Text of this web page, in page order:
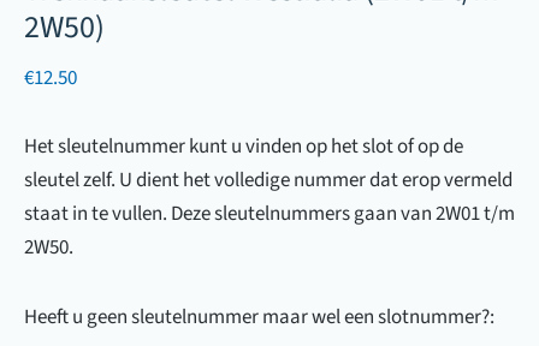
2W50)
€12.50
Het sleutelnummer kunt u vinden op het slot of op de
sleutel zelf. U dient het volledige nummer dat erop vermeld
staat in te vullen. Deze sleutelnummers gaan van 2W01 t/m
2W50.
Heeft u geen sleutelnummer maar wel een slotnummer?: